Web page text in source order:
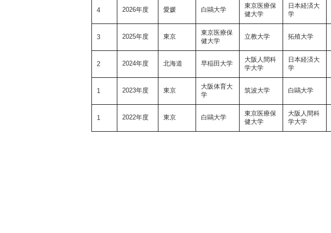
4 2026年度 愛媛 白鷗大学
東京医療保
健大学
日本経済大
学
3 2025年度 東京
東京医療保
健大学
立教大学 拓殖大学
2 2024年度 北海道 早稲田大学
大阪人間科
学大学
日本経済大
学
1 2023年度 東京
大阪体育大
学
筑波大学 白鷗大学
1 2022年度 東京 白鷗大学
東京医療保
健大学
大阪人間科
学大学